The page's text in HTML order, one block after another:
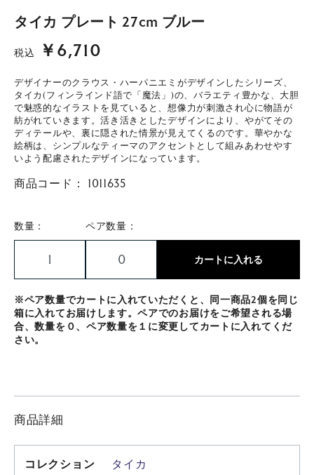
タイカ プレート 27cm ブルー
税込 ￥6,710
デザイナーのクラウス・ハーパニエミがデザインしたシリーズ、
タイカ(フィンラインド語で「魔法」)の、バラエティ豊かな、大胆
で魅惑的なイラストを見ていると、想像力が刺激され心に物語が
紡がれていきます。活き活きとしたデザインにより、やがてその
ディテールや、裏に隠された情景が見えてくるのです。華やかな
絵柄は、シンプルなティーマのアクセントとして組みあわせやす
いよう配慮されたデザインになっています。
商品コード： 1011635
数量： ペア数量：
カートに入れる
※ペア数量でカートに入れていただくと、同一商品2個を同じ
箱に入れてお届けします。ペアでのお届けをご希望される場
合、数量を０、ペア数量を１に変更してカートに入れてくだ
さい。
商品詳細
コレクション タイカ